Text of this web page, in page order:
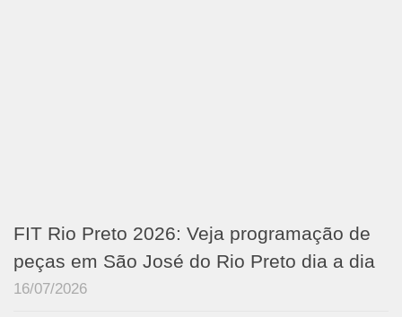
FIT Rio Preto 2026: Veja programação de
peças em São José do Rio Preto dia a dia
16/07/2026